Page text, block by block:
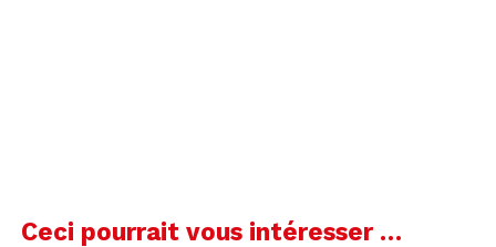
Ceci pourrait vous intéresser …